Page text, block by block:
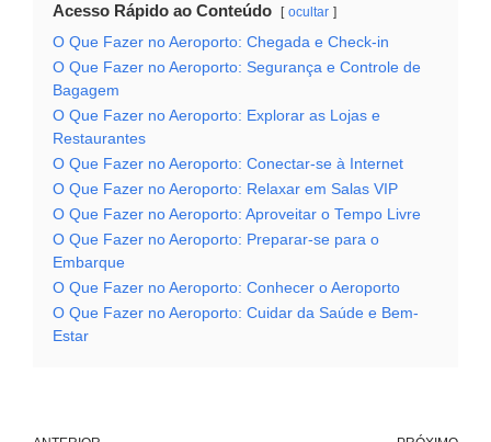
Acesso Rápido ao Conteúdo ocultar
O Que Fazer no Aeroporto: Chegada e Check-in
O Que Fazer no Aeroporto: Segurança e Controle de
Bagagem
O Que Fazer no Aeroporto: Explorar as Lojas e
Restaurantes
O Que Fazer no Aeroporto: Conectar-se à Internet
O Que Fazer no Aeroporto: Relaxar em Salas VIP
O Que Fazer no Aeroporto: Aproveitar o Tempo Livre
O Que Fazer no Aeroporto: Preparar-se para o
Embarque
O Que Fazer no Aeroporto: Conhecer o Aeroporto
O Que Fazer no Aeroporto: Cuidar da Saúde e Bem-
Estar